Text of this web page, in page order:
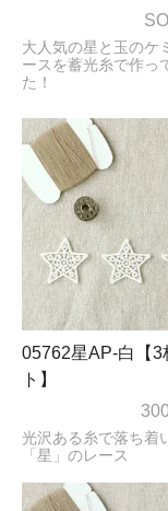
大人気の星と玉のケ
ースを蓄光糸で作っ
た！
05762星AP-白【3
ト】
光沢ある糸で落ち着
「星」のレース